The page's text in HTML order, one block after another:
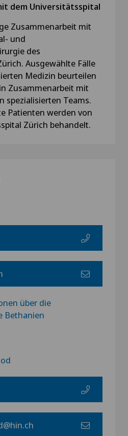
dem Universitätsspital
Zusammenarbeit mit
und
des
Ausgewählte Fälle
Medizin beurteilen
Zusammenarbeit mit
spezialisierten Teams.
Patienten werden von
Zürich behandelt.
über die
Bethanien